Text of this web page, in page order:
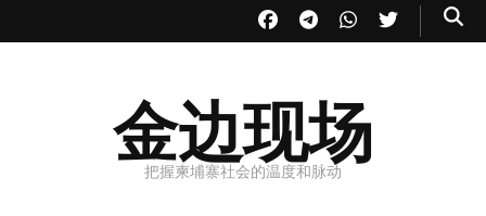
金边现场
把握柬埔寨社会的温度和脉动